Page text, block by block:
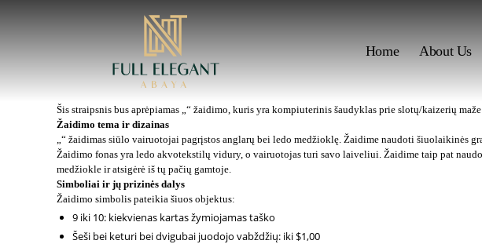
Elegant
Abaya
Home About Us
Šis straipsnis bus aprėpiamas „“ žaidimo, kuris yra kompiuterinis šaudyklas prie slotų/kaizerių
Žaidimo tema ir dizainas
„“ žaidimas siūlo vairuotojai pagrįstos anglarų bei ledo medžioklę. Žaidime naudoti
Žaidimo fonas yra ledo akvotekstilų vidury, o vairuotojas turi savo laiveliui. Žaidime taip pat
medžiokle ir atsigėrė iš tų pačių gamtoje.
Simboliai ir jų prizinės dalys
Žaidimo simbolis pateikia šiuos objektus:
9 iki 10: kiekvienas kartas žymiojamas taško
Šeši bei keturi bei dvigubai juodojo vabždžių: iki $1,00